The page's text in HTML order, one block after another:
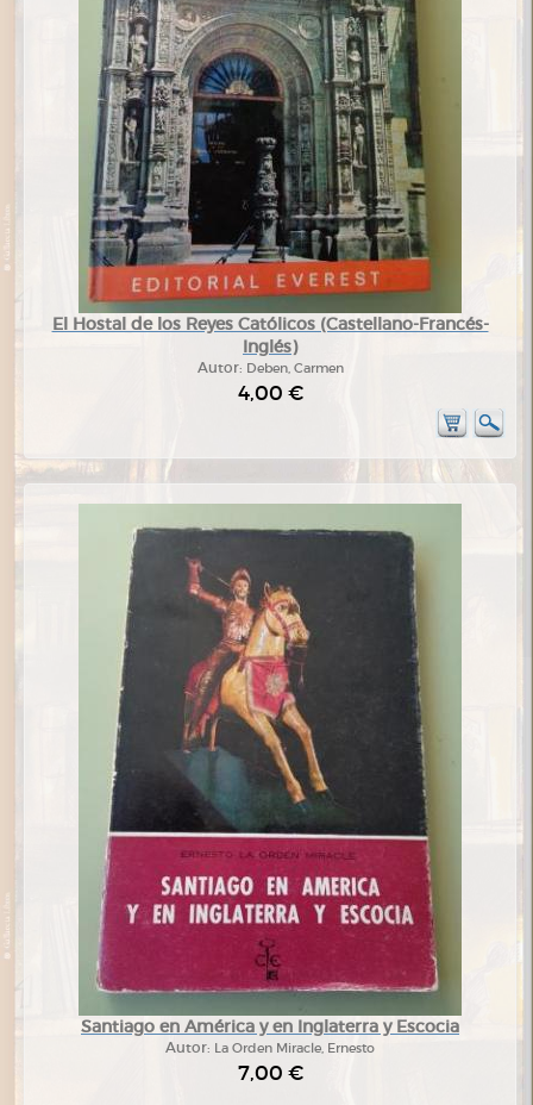
El Hostal de los Reyes Católicos (Castellano-Francés-
Inglés)
Autor: Deben, Carmen
4,00 €
Santiago en América y en Inglaterra y Escocia
Autor: La Orden Miracle, Ernesto
7,00 €